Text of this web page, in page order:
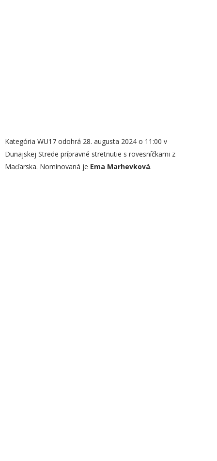
Kategória WU17 odohrá 28. augusta 2024 o 11:00 v
Dunajskej Strede prípravné stretnutie s rovesníčkami z
Maďarska. Nominovaná je Ema Marhevková.